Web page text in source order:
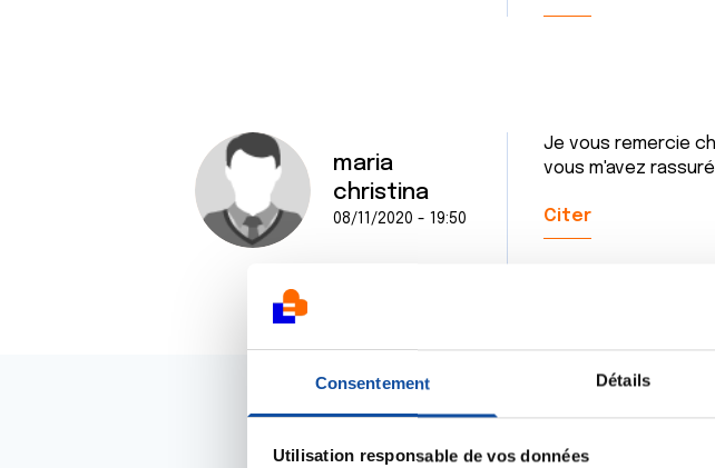
Consentement Détails
Utilisation responsable de vos données
maria
christina
08/11/2020 - 19:50
Je vous remercie
vous m'avez
Citer